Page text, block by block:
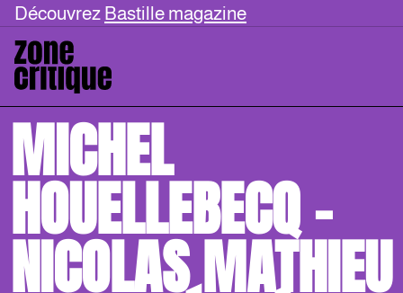
Découvrez Bastille magazine
MICHEL
HOUELLEBECQ –
NICOLAS MATHIEU